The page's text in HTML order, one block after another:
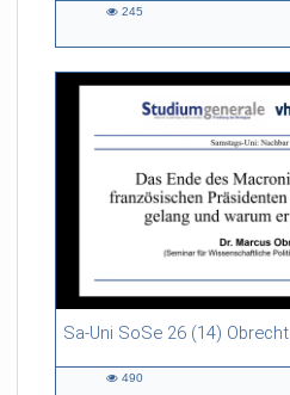
245
Sa-Uni SoSe 26 (14) Obrecht
46:53 duration
490